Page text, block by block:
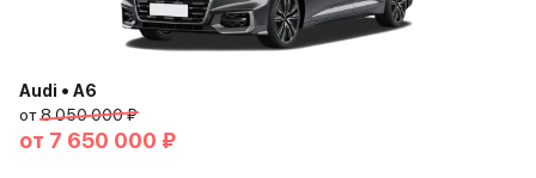
Audi • A6
от8 050 000 ₽
от 7 650 000 ₽